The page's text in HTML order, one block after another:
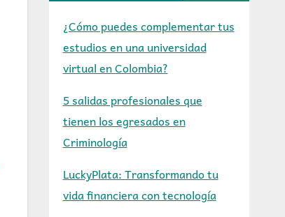
¿Cómo puedes complementar tus
estudios en una universidad
virtual en Colombia?
5 salidas profesionales que
tienen los egresados en
Criminología
LuckyPlata: Transformando tu
vida financiera con tecnología